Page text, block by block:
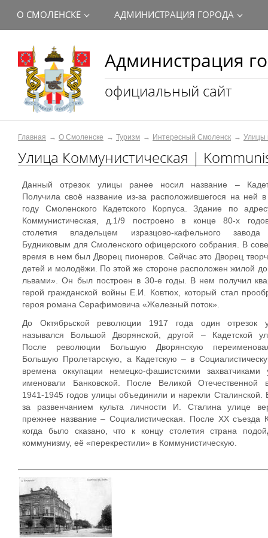
Администрация
официальный сайт
О СМОЛЕНСКЕ АДМИНИСТРАЦИЯ ГОРОДА
Главная О Смоленске Туризм Интересный Смоленск Улицы
Улица Коммунистическая |
Данный отрезок улицы ранее носил название –
Получила своё название из-за расположившегося на ней
году Смоленского Кадетского Корпуса. Здание по
Коммунистическая, д.1/9 построено в конце 80-х
столетия владельцем изразцово-кафельного
Будниковым для Смоленского офицерского собрания. В
время в нем был Дворец пионеров. Сейчас это Дворец
детей и молодёжи. По этой же стороне расположен жилой
львами». Он был построен в 30-е годы. В нем получил
герой гражданской войны Е.И. Ковтюх, который стал
героя романа Серафимовича «Железный поток».
До Октябрьской революции 1917 года один отрезок
назывался Большой Дворянской, другой – Кадетской
После революции Большую Дворянскую
Большую Пролетарскую, а Кадетскую – в
времена оккупации немецко-фашистскими захватчиками
именовали Банковской. После Великой Отечественной
1941-1945 годов улицы объединили и нарекли Сталинской.
за развенчанием культа личности И. Сталина улице
прежнее название – Социалистическая. После XX съезда
когда было сказано, что к концу столетия страна
коммунизму, её «перекрестили» в Коммунистическую.